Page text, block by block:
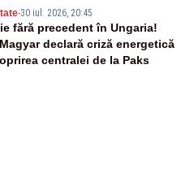
-30 iul. 2026, 20:45
fără precedent în Ungaria!
declară criză energetică
centralei de la Paks